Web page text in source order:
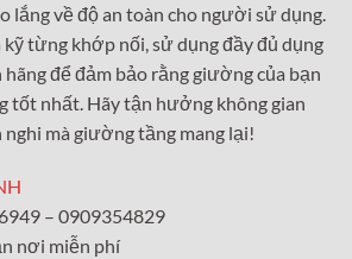
lắng về độ an toàn cho người sử dụng.
từng khớp nối, sử dụng đầy đủ dụng
hãng để đảm bảo rằng giường của bạn
tốt nhất. Hãy tận hưởng không gian
mà giường tầng mang lại!
– 0909354829
nơi miễn phí